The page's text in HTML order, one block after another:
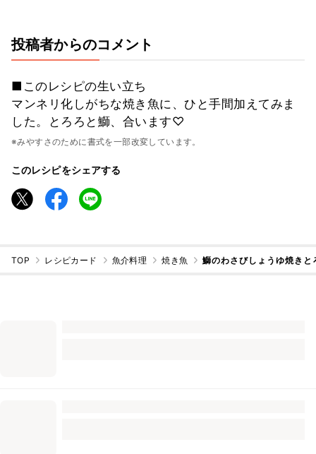
投稿者からのコメント
■このレシピの生い立ち
マンネリ化しがちな焼き魚に、ひと手間加えてみま
した。とろろと鰤、合います♡
※みやすさのために書式を一部改変しています。
このレシピをシェアする
TOP レシピカード 魚介料理 焼き魚 鰤のわさびしょうゆ焼きと